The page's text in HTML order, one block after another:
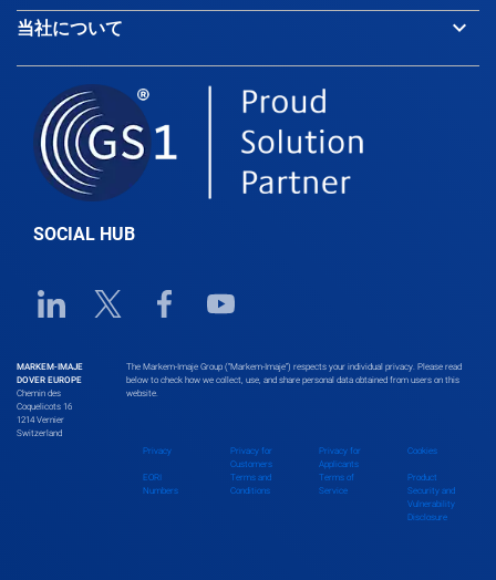
当社について keyboard_arrow_down
SOCIAL HUB
Linkedin URL link
Twitter URL linkFacebook URL link
Youtube URL link
MARKEM-IMAJE
DOVER EUROPE
Chemin des
Coquelicots 16
1214 Vernier
Switzerland
The Markem-Imaje Group (“Markem-Imaje”) respects your individual privacy. Please read
below to check how we collect, use, and share personal data obtained from users on this
website.
Privacy
Privacy for
Customers
Privacy for
Applicants
Cookies
EORI
Numbers
Terms and
Conditions
Terms of
Service
Product
Security and
Vulnerability
Disclosure